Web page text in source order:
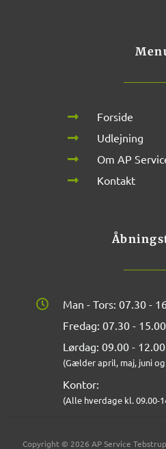
Forside
Udlejning
Om AP
Kontakt
Man - Tors: 07.30 -
Fredag: 07.30 - 15.00
Lørdag: 09.00 - 12.00
(Gælder april, maj, juni
Kontor:
(Alle hverdage kl. 09.00-
Copyright © 2026 AP Service